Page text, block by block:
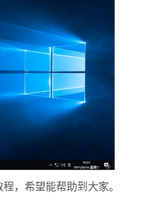
，希望能帮助到大家。